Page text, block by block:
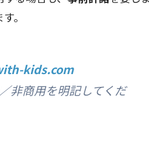
。
kids.com
非商用を明記してくだ